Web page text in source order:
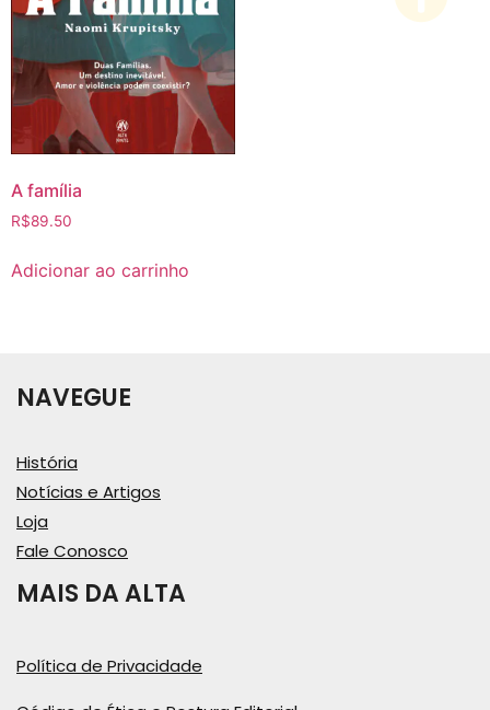
A família
R$89.50
Adicionar ao carrinho
NAVEGUE
História
Notícias e Artigos
Loja
Fale Conosco
MAIS DA ALTA
Política de Privacidade